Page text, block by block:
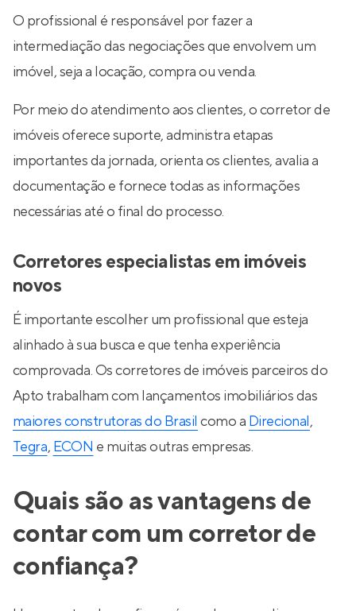
O profissional é responsável por fazer a
intermediação das negociações que envolvem um
imóvel, seja a locação, compra ou venda.
Por meio do atendimento aos clientes, o corretor de
imóveis oferece suporte, administra etapas
importantes da jornada, orienta os clientes, avalia a
documentação e fornece todas as informações
necessárias até o final do processo.
Corretores especialistas em imóveis
novos
É importante escolher um profissional que esteja
alinhado à sua busca e que tenha experiência
comprovada. Os corretores de imóveis parceiros do
Apto trabalham com lançamentos imobiliários das
maiores construtoras do Brasil como a Direcional,
Tegra, ECON e muitas outras empresas.
Quais são as vantagens de
contar com um corretor de
confiança?